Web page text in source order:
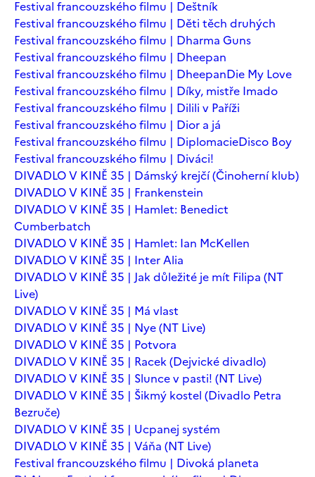
Festival francouzského filmu | Deštník
Festival francouzského filmu | Děti těch druhých
Festival francouzského filmu | Dharma Guns
Festival francouzského filmu | Dheepan
Festival francouzského filmu | DheepanDie My Love
Festival francouzského filmu | Díky, mistře Imado
Festival francouzského filmu | Dilili v Paříži
Festival francouzského filmu | Dior a já
Festival francouzského filmu | DiplomacieDisco Boy
Festival francouzského filmu | Diváci!
DIVADLO V KINĚ 35 | Dámský krejčí (Činoherní klub)
DIVADLO V KINĚ 35 | Frankenstein
DIVADLO V KINĚ 35 | Hamlet: Benedict
Cumberbatch
DIVADLO V KINĚ 35 | Hamlet: Ian McKellen
DIVADLO V KINĚ 35 | Inter Alia
DIVADLO V KINĚ 35 | Jak důležité je mít Filipa (NT
Live)
DIVADLO V KINĚ 35 | Má vlast
DIVADLO V KINĚ 35 | Nye (NT Live)
DIVADLO V KINĚ 35 | Potvora
DIVADLO V KINĚ 35 | Racek (Dejvické divadlo)
DIVADLO V KINĚ 35 | Slunce v pasti! (NT Live)
DIVADLO V KINĚ 35 | Šikmý kostel (Divadlo Petra
Bezruče)
DIVADLO V KINĚ 35 | Ucpanej systém
DIVADLO V KINĚ 35 | Váňa (NT Live)
Festival francouzského filmu | Divoká planeta